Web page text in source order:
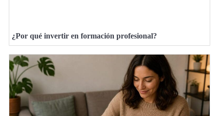
¿Por qué invertir en formación profesional?